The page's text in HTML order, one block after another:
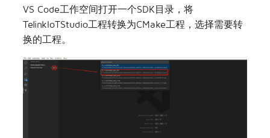
VS Code工作空间打开一个SDK目录，将
TelinkIoTStudio工程转换为CMake工程，选择需要转
换的工程。